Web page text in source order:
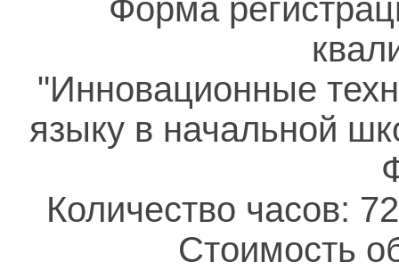
Форма
"Инновационные
языку в начальной
Количество часов:
Стоимость